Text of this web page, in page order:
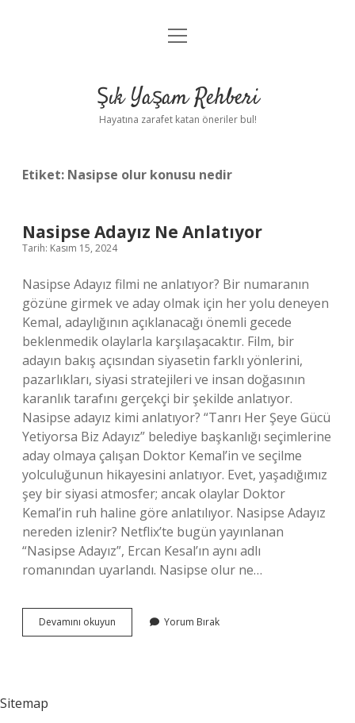
Anasayfa
Yasal Uyarı
menüyü
Şık Yaşam Rehberi
Hayatına zarafet katan öneriler bul!
Etiket: Nasipse olur konusu nedir
Nasipse Adayız Ne Anlatıyor
Tarih: Kasım 15, 2024
Nasipse Adayız filmi ne anlatıyor? Bir numaranın
gözüne girmek ve aday olmak için her yolu deneyen
Kemal, adaylığının açıklanacağı önemli gecede
beklenmedik olaylarla karşılaşacaktır. Film, bir
adayın bakış açısından siyasetin farklı yönlerini,
pazarlıkları, siyasi stratejileri ve insan doğasının
karanlık tarafını gerçekçi bir şekilde anlatıyor.
Nasipse adayız kimi anlatıyor? “Tanrı Her Şeye Gücü
Yetiyorsa Biz Adayız” belediye başkanlığı seçimlerine
aday olmaya çalışan Doktor Kemal’in ve seçilme
yolculuğunun hikayesini anlatıyor. Evet, yaşadığımız
şey bir siyasi atmosfer; ancak olaylar Doktor
Kemal’in ruh haline göre anlatılıyor. Nasipse Adayız
nereden izlenir? Netflix’te bugün yayınlanan
“Nasipse Adayız”, Ercan Kesal’ın aynı adlı
romanından uyarlandı. Nasipse olur ne…
Devamını okuyun Nasipse
Adayız
Yorum Bırak
Sitemap